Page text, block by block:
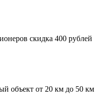
скидка 400 рублей
объект от 20 км до 50 км